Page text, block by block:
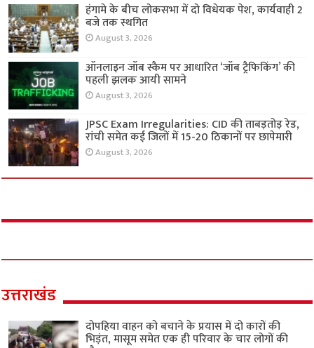
हंगामे के बीच लोकसभा में दो विधेयक पेश, कार्यवाही 2
बजे तक स्थगित
August 3, 2026
ऑनलाइन जॉब स्कैम पर आधारित ‘जॉब ट्रैफिकिंग’ की
पहली झलक आयी सामने
August 3, 2026
JPSC Exam Irregularities: CID की ताबड़तोड़ रेड,
रांची समेत कई जिलों में 15-20 ठिकानों पर छापेमारी
August 3, 2026
उत्तराखंड
दोपहिया वाहन को बचाने के प्रयास में दो कारों की
भिड़ंत, मासूम समेत एक ही परिवार के चार लोगों की